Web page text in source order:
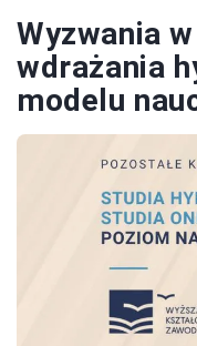
Wyzwania
wdrażania
modelu